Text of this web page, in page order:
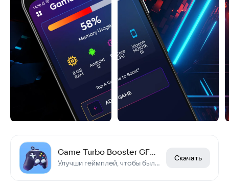
Game Turbo Booster GFX Tool 8x
Улучши геймплей, чтобы было интереснее играть.
Скачать